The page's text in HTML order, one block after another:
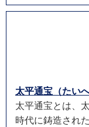
太平通宝（たい
太平通宝とは、
時代に鋳造され